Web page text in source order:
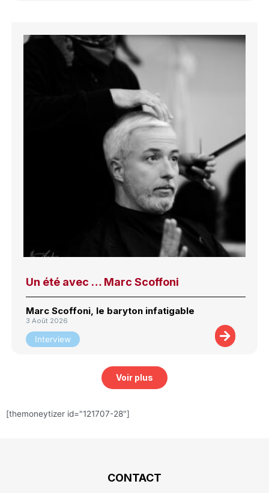
Un été avec … Marc Scoffoni
Marc Scoffoni, le baryton infatigable
3 Août 2026
Interview
Voir plus
[themoneytizer id="121707-28"]
CONTACT